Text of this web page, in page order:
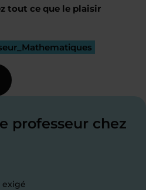
tout ce que le plaisir
professeur chez
exigé